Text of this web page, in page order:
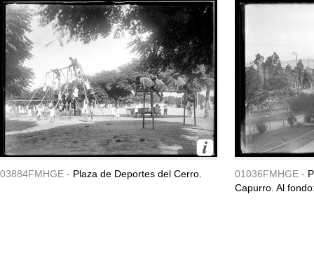
03884FMHGE - Plaza de Deportes del Cerro. 01036FMHGE -
Capurro. Al